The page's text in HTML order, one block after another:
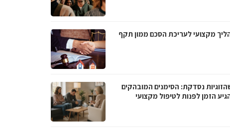
מקצועי לעריכת הסכם ממון תקף
נסדקת: הסימנים המובהקים
הזמן לפנות לטיפול מקצועי